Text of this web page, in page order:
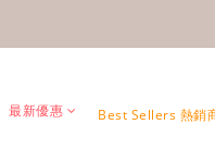
最新優惠 Best Sellers 熱銷